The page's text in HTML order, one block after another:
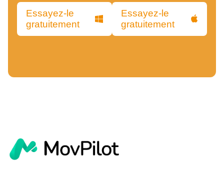
Essayez-le
gratuitement
Essayez-le
gratuitement